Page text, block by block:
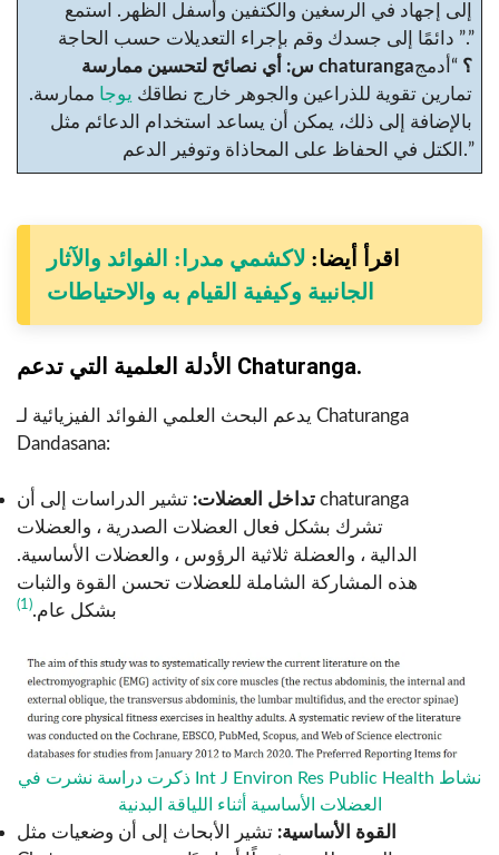
إلى إجهاد في الرسغين والكتفين وأسفل الظهر. استمع
دائمًا إلى جسدك وقم بإجراء التعديلات حسب الحاجة ”.”
س: أي نصائح لتحسين ممارسة chaturanga؟ “أدمج
تمارين تقوية للذراعين والجوهر خارج نطاقك يوجا ممارسة.
بالإضافة إلى ذلك، يمكن أن يساعد استخدام الدعائم مثل
الكتل في الحفاظ على المحاذاة وتوفير الدعم.”
اقرأ أيضا: لاكشمي مدرا: الفوائد والآثار
الجانبية وكيفية القيام به والاحتياطات
الأدلة العلمية التي تدعم Chaturanga.
يدعم البحث العلمي الفوائد الفيزيائية لـ Chaturanga
Dandasana:
تداخل العضلات: تشير الدراسات إلى أن chaturanga
تشرك بشكل فعال العضلات الصدرية ، والعضلات
الدالية ، والعضلة ثلاثية الرؤوس ، والعضلات الأساسية.
هذه المشاركة الشاملة للعضلات تحسن القوة والثبات
بشكل عام.(1)
ذكرت دراسة نشرت في Int J Environ Res Public Health نشاط
العضلات الأساسية أثناء اللياقة البدنية
القوة الأساسية: تشير الأبحاث إلى أن وضعيات مثل